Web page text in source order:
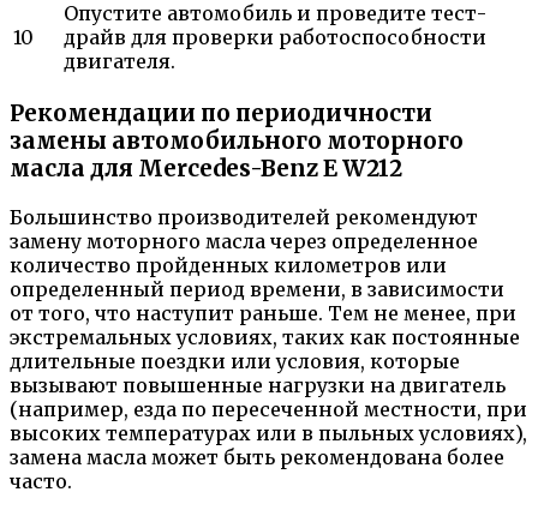
10
Опустите автомобиль и проведите тест-
драйв для проверки работоспособности
двигателя.
Рекомендации по периодичности
замены автомобильного моторного
масла для Mercedes-Benz E W212
Большинство производителей рекомендуют
замену моторного масла через определенное
количество пройденных километров или
определенный период времени, в зависимости
от того, что наступит раньше. Тем не менее, при
экстремальных условиях, таких как постоянные
длительные поездки или условия, которые
вызывают повышенные нагрузки на двигатель
(например, езда по пересеченной местности, при
высоких температурах или в пыльных условиях),
замена масла может быть рекомендована более
часто.